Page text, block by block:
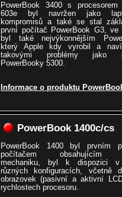
PowerBook 3400 s procesorem
603e byl navržen jako
kompromisů a také se stal
první počítač PowerBook G3, ve
byl také nejvýkonnějším
který Apple kdy vyrobil a
takovými problémy jako
PowerBooky 5300.
Informace o produktu
PowerBook 1400c/cs
PowerBook 1400 byl prvním
počítačem obsahujícím
mechaniku, byl k dispozici v
různých konfiguracích, včetně
obrazovek (pasivní a aktivní
rychlostech procesoru.